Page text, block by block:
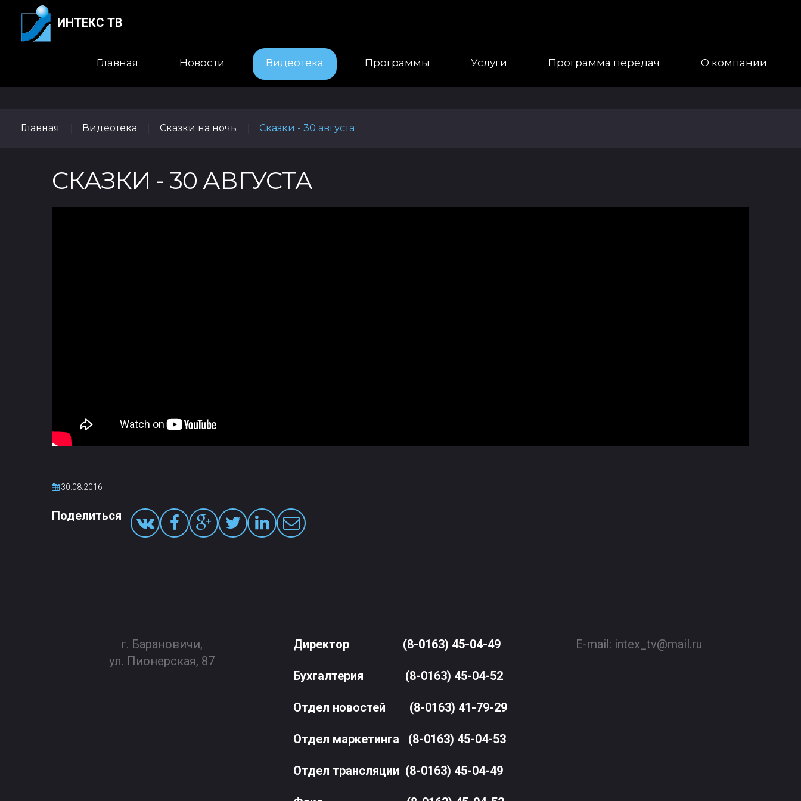
ИНТЕКС ТВ
Главная Новости Видеотека Программы Услуги Программа передач О компании
Главная Видеотека Сказки на ночь Сказки - 30 августа
СКАЗКИ - 30 АВГУСТА
30.08.2016
Поделиться
г. Барановичи,
ул. Пионерская, 87
Директор (8-0163) 45-04-49
Бухгалтерия (8-0163) 45-04-52
Отдел новостей (8-0163) 41-79-29
Отдел маркетинга (8-0163) 45-04-53
Отдел трансляции (8-0163) 45-04-49
E-mail: intex_tv@mail.ru